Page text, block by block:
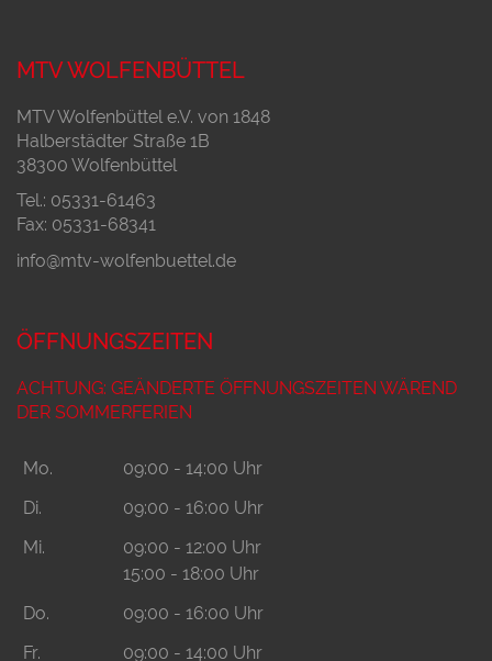
MTV WOLFENBÜTTEL
MTV Wolfenbüttel e.V. von 1848
Halberstädter Straße 1B
38300 Wolfenbüttel
Tel.: 05331-61463
Fax: 05331-68341
info@mtv-wolfenbuettel.de
ÖFFNUNGSZEITEN
ACHTUNG: GEÄNDERTE ÖFFNUNGSZEITEN WÄREND
DER SOMMERFERIEN
Mo.
09:00 - 14:00 Uhr
Di.
09:00 - 16:00 Uhr
Mi.
09:00 - 12:00 Uhr
15:00 - 18:00 Uhr
Do.
09:00 - 16:00 Uhr
Fr.
09:00 - 14:00 Uhr